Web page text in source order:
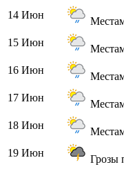
14 Июн
15 Июн
16 Июн
17 Июн
18 Июн
19 Июн
Грозы